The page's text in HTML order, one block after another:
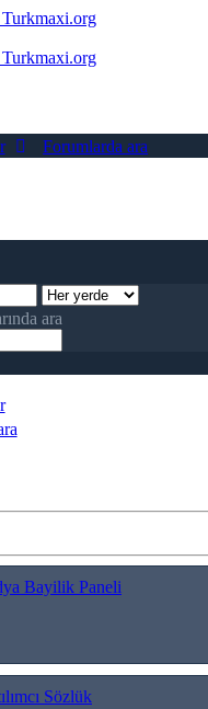
Forumlarda ara
ara
Bayilik Paneli
Sözlük